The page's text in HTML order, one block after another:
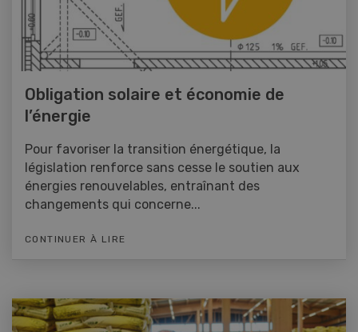
Obligation solaire et économie de
l’énergie
Pour favoriser la transition énergétique, la
législation renforce sans cesse le soutien aux
énergies renouvelables, entraînant des
changements qui concerne...
CONTINUER À LIRE